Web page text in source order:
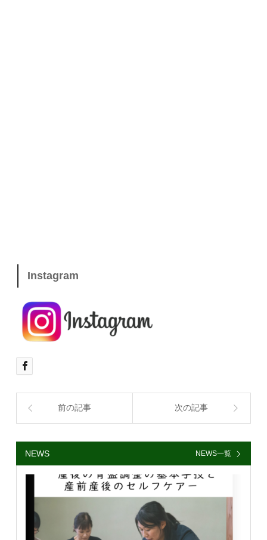
Instagram
前の記事 次の記事
NEWS NEWS一覧